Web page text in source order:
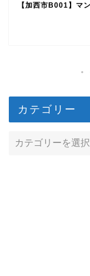
【加西市B001】マ
カテゴリー